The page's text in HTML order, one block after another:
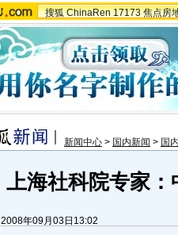
搜狐 ChinaRen 17173 焦点房
新闻中心 > 国内新闻 > 国
上海社科院专家
2008年09月03日13:02